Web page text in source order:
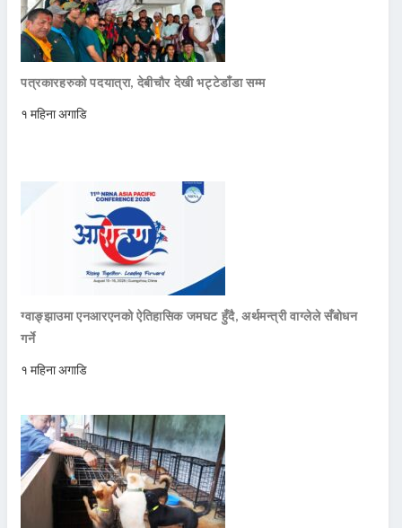
पत्रकारहरुको पदयात्रा, देबीचौर देखी भट्टेडाँडा सम्म
१ महिना अगाडि
ग्वाङ्झाउमा एनआरएनको ऐतिहासिक जमघट हुँदै, अर्थमन्त्री वाग्लेले सँबोधन
गर्ने
१ महिना अगाडि